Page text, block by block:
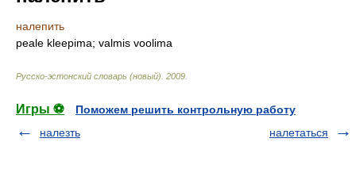
налепить
peale kleepima; valmis voolima
Русско-эстонский словарь (новый) 2009
Игры ⚽
Поможем решить контрольную работу
налезть
налетаться